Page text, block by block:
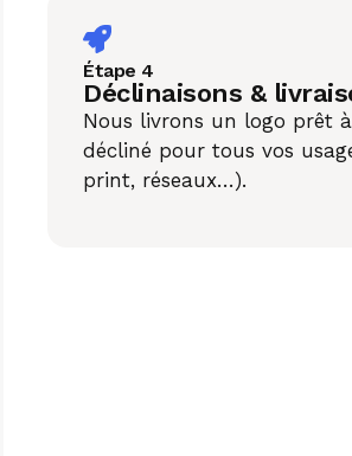
Étape 4
Déclinaisons &
Nous livrons un logo prêt à
décliné pour tous vos
print, réseaux…).